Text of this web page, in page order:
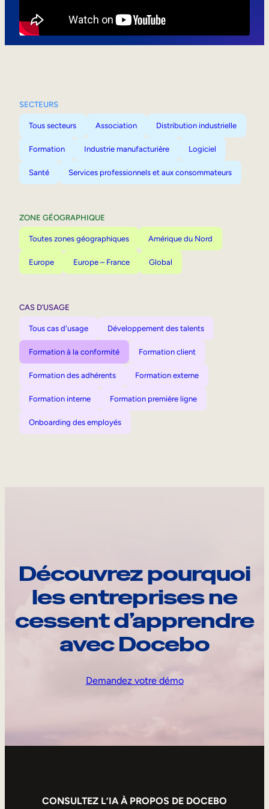
SECTEURS
Tous secteurs Association Distribution industrielle
Formation Industrie manufacturière Logiciel
Santé Services professionnels et aux consommateurs
ZONE GÉOGRAPHIQUE
Toutes zones géographiques Amérique du Nord
Europe Europe – France Global
CAS D’USAGE
Tous cas d'usage Développement des talents
Formation à la conformité Formation client
Formation des adhérents Formation externe
Formation interne Formation première ligne
Onboarding des employés
Découvrez pourquoi
les entreprises ne
cessent d’apprendre
avec Docebo
Demandez votre démo
CONSULTEZ L’IA À PROPOS DE DOCEBO